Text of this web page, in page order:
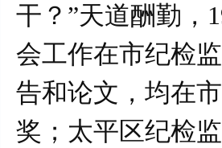
干？”天道酬勤，
会工作在市纪检
告和论文，均在
奖；太平区纪检